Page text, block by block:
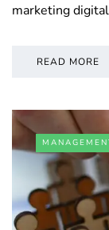
marketing
READ MORE